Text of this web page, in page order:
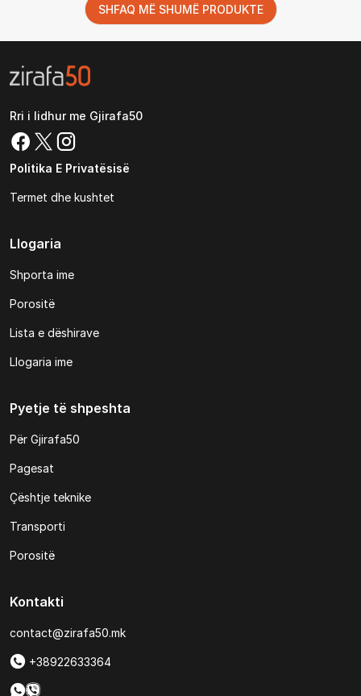
SHFAQ MË SHUMË PRODUKTE
Rri i lidhur me Gjirafa50
Politika E Privatësisë
Termet dhe kushtet
Llogaria
Shporta ime
Porositë
Lista e dëshirave
Llogaria ime
Pyetje të shpeshta
Për Gjirafa50
Pagesat
Çështje teknike
Transporti
Porositë
Kontakti
contact@zirafa50.mk
+38922633364